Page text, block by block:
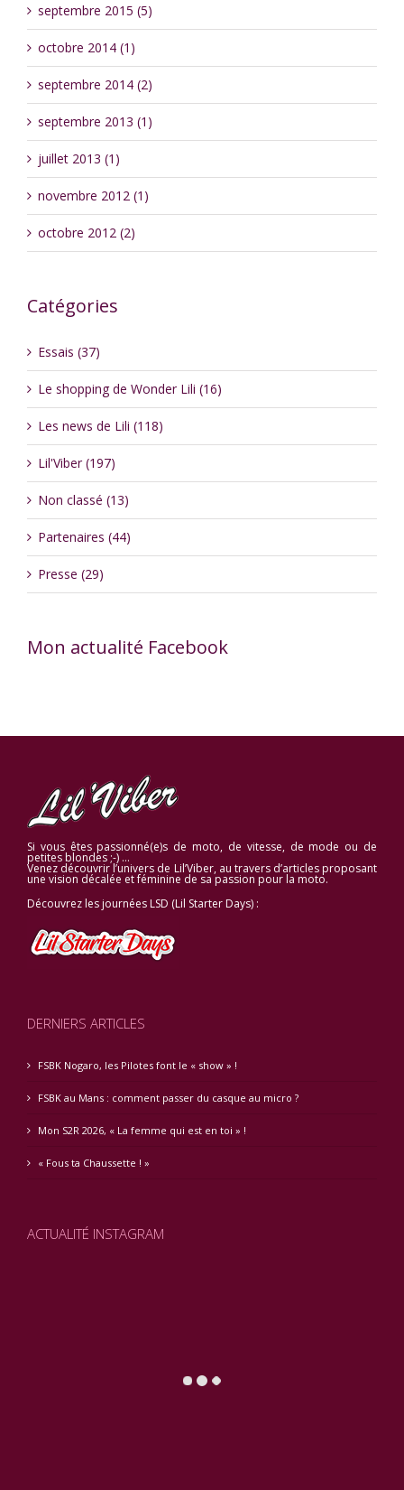
septembre 2015 (5)
octobre 2014 (1)
septembre 2014 (2)
septembre 2013 (1)
juillet 2013 (1)
novembre 2012 (1)
octobre 2012 (2)
Catégories
Essais (37)
Le shopping de Wonder Lili (16)
Les news de Lili (118)
Lil'Viber (197)
Non classé (13)
Partenaires (44)
Presse (29)
Mon actualité Facebook
Si vous êtes passionné(e)s de moto, de vitesse, de mode ou de
petites blondes ;-) …
Venez découvrir l’univers de Lil’Viber, au travers d’articles proposant
une vision décalée et féminine de sa passion pour la moto.
Découvrez les journées LSD (Lil Starter Days) :
DERNIERS ARTICLES
FSBK Nogaro, les Pilotes font le « show » !
FSBK au Mans : comment passer du casque au micro ?
Mon S2R 2026, « La femme qui est en toi » !
« Fous ta Chaussette ! »
ACTUALITÉ INSTAGRAM